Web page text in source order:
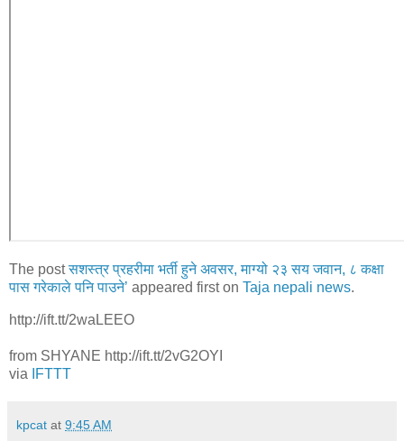
The postसशस्त्र प्रहरीमा भर्ती हुने अवसर, माग्यो २३ सय जवान, ८ कक्षा
पास गरेकाले पनि पाउने’ appeared first on Taja nepali news.
http://ift.tt/2waLEEO
from SHYANE http://ift.tt/2vG2OYI
via
IFTTT
kpcat at 9:45 AM